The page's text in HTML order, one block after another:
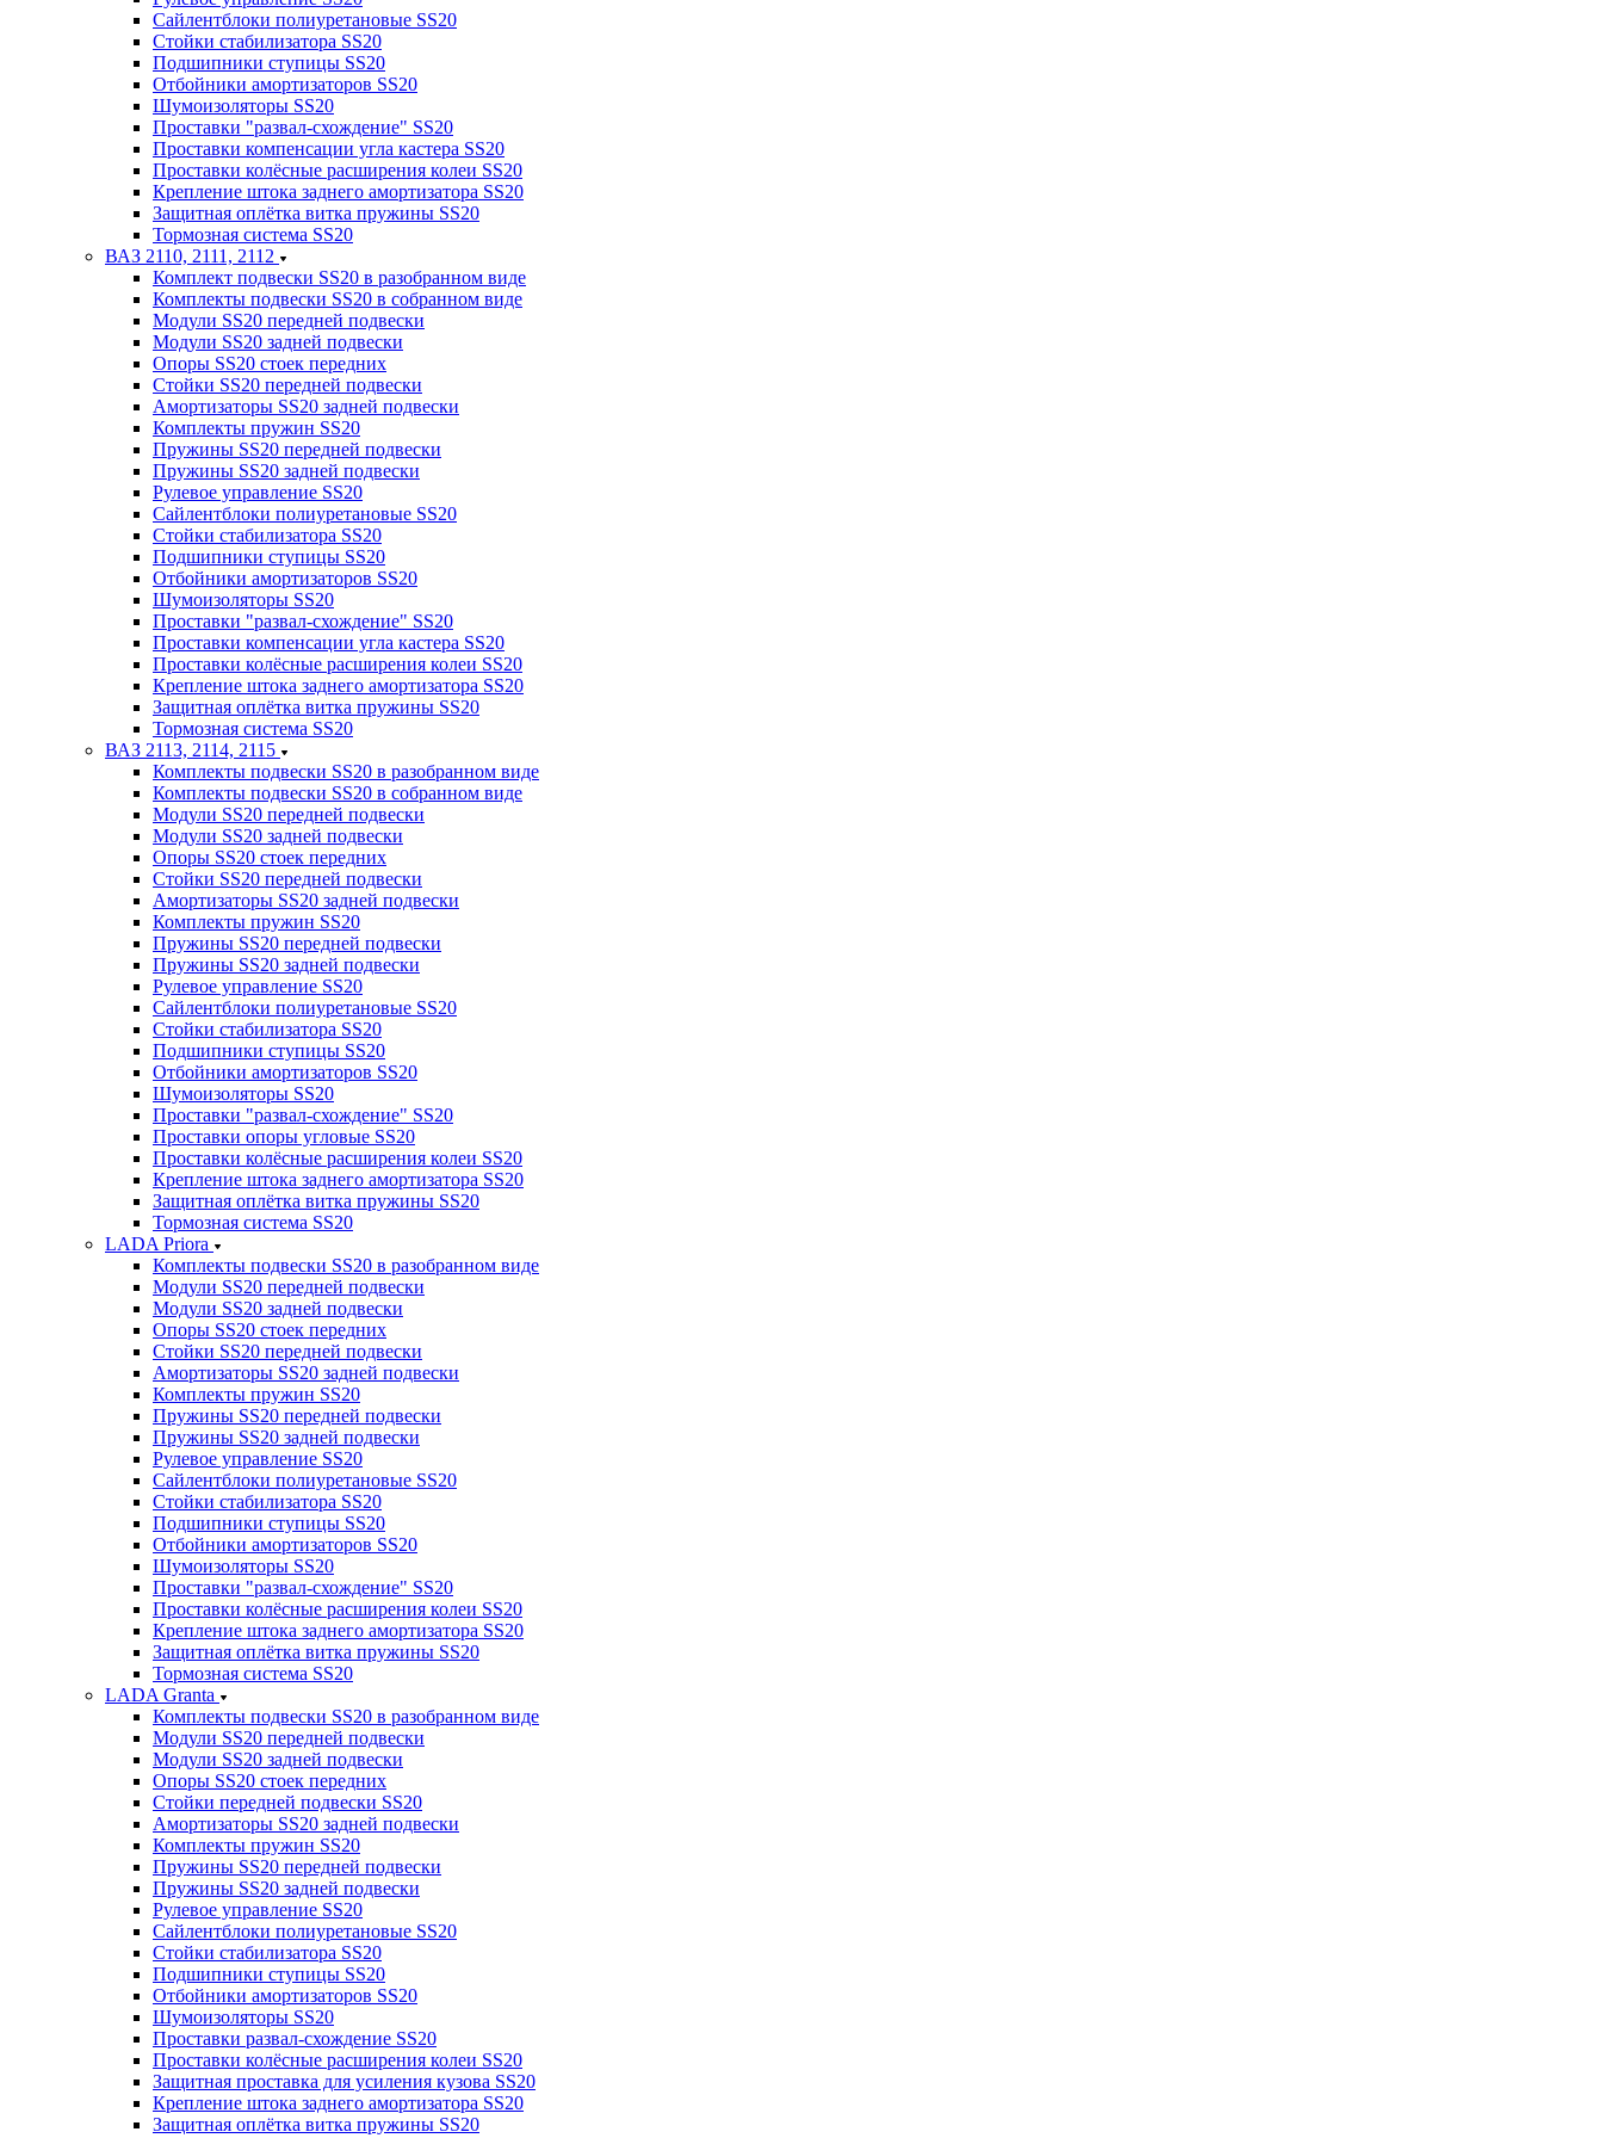
Сайлентблоки полиуретановые SS20
Стойки стабилизатора SS20
Подшипники ступицы SS20
Отбойники амортизаторов SS20
Шумоизоляторы SS20
Проставки "развал-схождение" SS20
Проставки компенсации угла кастера SS20
Проставки колёсные расширения колеи SS20
Крепление штока заднего амортизатора SS20
Защитная оплётка витка пружины SS20
Тормозная система SS20
ВАЗ 2110, 2111, 2112
Комплект подвески SS20 в разобранном виде
Комплекты подвески SS20 в собранном виде
Модули SS20 передней подвески
Модули SS20 задней подвески
Опоры SS20 стоек передних
Стойки SS20 передней подвески
Амортизаторы SS20 задней подвески
Комплекты пружин SS20
Пружины SS20 передней подвески
Пружины SS20 задней подвески
Рулевое управление SS20
Сайлентблоки полиуретановые SS20
Стойки стабилизатора SS20
Подшипники ступицы SS20
Отбойники амортизаторов SS20
Шумоизоляторы SS20
Проставки "развал-схождение" SS20
Проставки компенсации угла кастера SS20
Проставки колёсные расширения колеи SS20
Крепление штока заднего амортизатора SS20
Защитная оплётка витка пружины SS20
Тормозная система SS20
ВАЗ 2113, 2114, 2115
Комплекты подвески SS20 в разобранном виде
Комплекты подвески SS20 в собранном виде
Модули SS20 передней подвески
Модули SS20 задней подвески
Опоры SS20 стоек передних
Стойки SS20 передней подвески
Амортизаторы SS20 задней подвески
Комплекты пружин SS20
Пружины SS20 передней подвески
Пружины SS20 задней подвески
Рулевое управление SS20
Сайлентблоки полиуретановые SS20
Стойки стабилизатора SS20
Подшипники ступицы SS20
Отбойники амортизаторов SS20
Шумоизоляторы SS20
Проставки "развал-схождение" SS20
Проставки опоры угловые SS20
Проставки колёсные расширения колеи SS20
Крепление штока заднего амортизатора SS20
Защитная оплётка витка пружины SS20
Тормозная система SS20
LADA Priora
Комплекты подвески SS20 в разобранном виде
Модули SS20 передней подвески
Модули SS20 задней подвески
Опоры SS20 стоек передних
Стойки SS20 передней подвески
Амортизаторы SS20 задней подвески
Комплекты пружин SS20
Пружины SS20 передней подвески
Пружины SS20 задней подвески
Рулевое управление SS20
Сайлентблоки полиуретановые SS20
Стойки стабилизатора SS20
Подшипники ступицы SS20
Отбойники амортизаторов SS20
Шумоизоляторы SS20
Проставки "развал-схождение" SS20
Проставки колёсные расширения колеи SS20
Крепление штока заднего амортизатора SS20
Защитная оплётка витка пружины SS20
Тормозная система SS20
LADA Granta
Комплекты подвески SS20 в разобранном виде
Модули SS20 передней подвески
Модули SS20 задней подвески
Опоры SS20 стоек передних
Стойки передней подвески SS20
Амортизаторы SS20 задней подвески
Комплекты пружин SS20
Пружины SS20 передней подвески
Пружины SS20 задней подвески
Рулевое управление SS20
Сайлентблоки полиуретановые SS20
Стойки стабилизатора SS20
Подшипники ступицы SS20
Отбойники амортизаторов SS20
Шумоизоляторы SS20
Проставки развал-схождение SS20
Проставки колёсные расширения колеи SS20
Защитная проставка для усиления кузова SS20
Крепление штока заднего амортизатора SS20
Защитная оплётка витка пружины SS20